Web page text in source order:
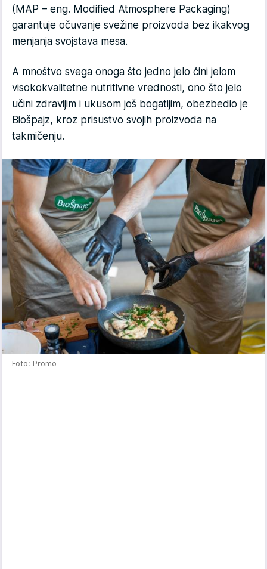
(MAP – eng. Modified Atmosphere Packaging)
garantuje očuvanje svežine proizvoda bez ikakvog
menjanja svojstava mesa.
A mnoštvo svega onoga što jedno jelo čini jelom
visokokvalitetne nutritivne vrednosti, ono što jelo
učini zdravijim i ukusom još bogatijim, obezbedio je
Biošpajz, kroz prisustvo svojih proizvoda na
takmičenju.
Foto: Promo